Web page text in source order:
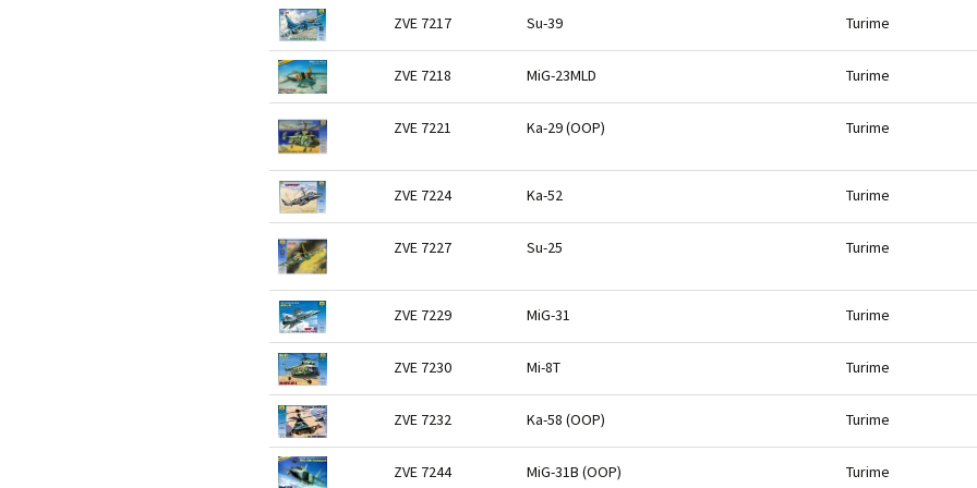
ZVE 7217 Su-39 Turime
ZVE 7218 MiG-23MLD Turime
ZVE 7221 Ka-29 (OOP) Turime
ZVE 7224 Ka-52 Turime
ZVE 7227 Su-25 Turime
ZVE 7229 MiG-31 Turime
ZVE 7230 Mi-8T Turime
ZVE 7232 Ka-58 (OOP) Turime
ZVE 7244 MiG-31B (OOP) Turime